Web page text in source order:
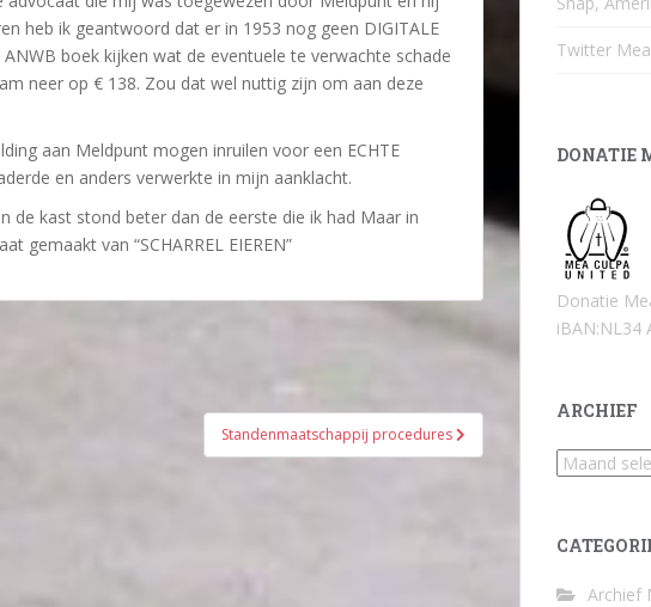
heb ik geantwoord dat er in 1953 nog geen DIGITALE
ANWB boek kijken wat de eventuele te verwachte schade
neer op € 138. Zou dat wel nuttig zijn om aan deze
aan Meldpunt mogen inruilen voor een ECHTE
en anders verwerkte in mijn aanklacht.
de kast stond beter dan de eerste die ik had Maar in
gemaakt van “SCHARREL EIEREN”
Standenmaatschappij procedures
Twitter
DONATIE
Donatie
iBAN:NL34
ARCHIEF
Archief
Archief